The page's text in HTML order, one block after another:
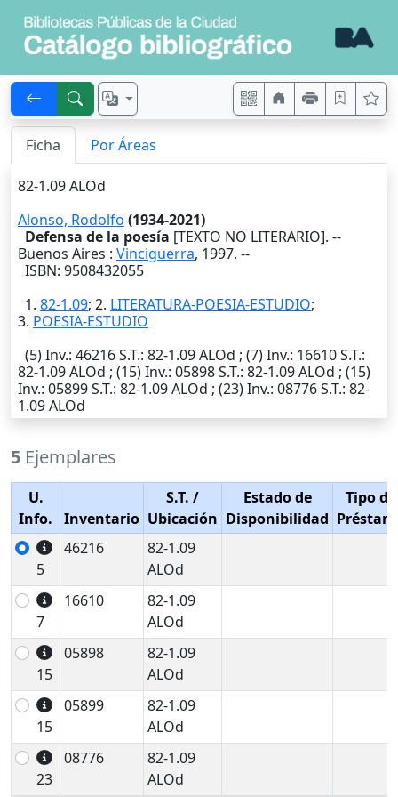
Ficha Por Áreas
82-1.09 ALOd
Alonso, Rodolfo (1934-2021)
Defensa de la poesía [TEXTO NO LITERARIO]. --
Buenos Aires : Vinciguerra, 1997. --
ISBN: 9508432055
1. 82-1.09; 2. LITERATURA-POESIA-ESTUDIO;
3. POESIA-ESTUDIO
(5)Inv.: 46216S.T.: 82-1.09 ALOd ; (7)Inv.: 16610S.T.:
82-1.09 ALOd ; (15)Inv.: 05898S.T.: 82-1.09 ALOd ; (15)
Inv.: 05899S.T.: 82-1.09 ALOd ; (23)Inv.: 08776S.T.: 82-
1.09 ALOd
5 Ejemplares
U.
Info.
Inventario
S.T. /
Ubicación
Estado de
Disponibilidad
Tipo de
5
46216
82-1.09
ALOd
7
16610
82-1.09
ALOd
15
05898
82-1.09
ALOd
15
05899
82-1.09
ALOd
23
08776
82-1.09
ALOd